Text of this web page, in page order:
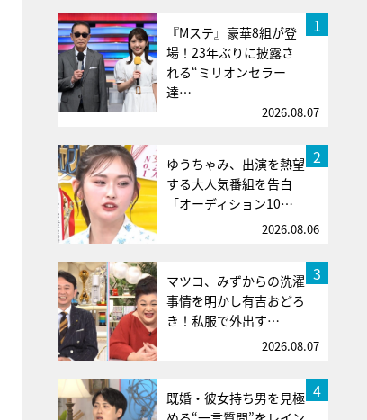
1
『Mステ』豪華8組が登
場！23年ぶりに披露さ
れる“ミリオンセラー
達…
2026.08.07
2
ゆうちゃみ、出演を熱望
する大人気番組を告白
「オーディション10…
2026.08.06
3
マツコ、みずからの洗濯
事情を明かし有吉おどろ
き！私服で外出す…
2026.08.07
4
既婚・彼女持ち男を見極